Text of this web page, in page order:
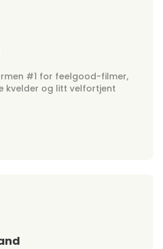
#1 for feelgood-filmer,
kvelder og litt velfortjent